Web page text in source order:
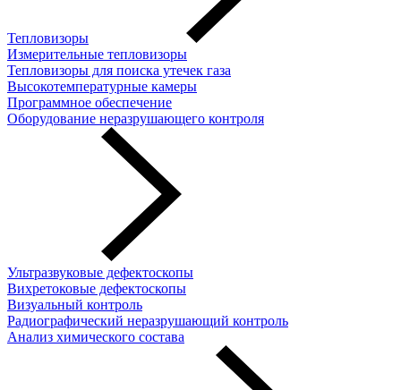
Тепловизоры
Измерительные тепловизоры
Тепловизоры для поиска утечек газа
Высокотемпературные камеры
Программное обеспечение
Оборудование неразрушающего контроля
Ультразвуковые дефектоскопы
Вихретоковые дефектоскопы
Визуальный контроль
Радиографический неразрушающий контроль
Анализ химического состава